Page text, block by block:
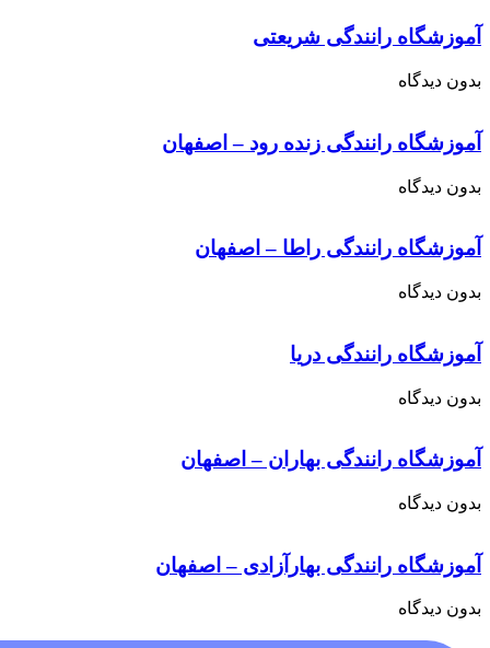
آموزشگاه رانندگی شریعتی
بدون دیدگاه
آموزشگاه رانندگی زنده رود – اصفهان
بدون دیدگاه
آموزشگاه رانندگی راطا – اصفهان
بدون دیدگاه
آموزشگاه رانندگی دریا
بدون دیدگاه
آموزشگاه رانندگی بهاران – اصفهان
بدون دیدگاه
آموزشگاه رانندگی بهارآزادی – اصفهان
بدون دیدگاه